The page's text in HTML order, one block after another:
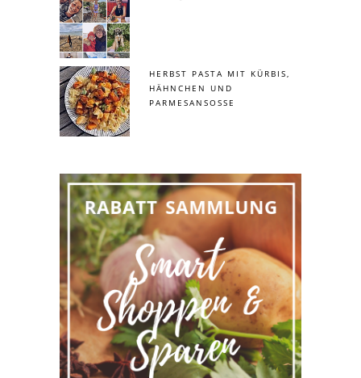
HERBST PASTA MIT KÜRBIS,
HÄHNCHEN UND
PARMESANSOSSE